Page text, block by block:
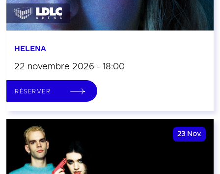
HELENA
22 novembre 2026 - 18:00
RÉSERVER
23 Nov.